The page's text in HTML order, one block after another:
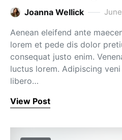
Joanna Wellick
Aenean eleifend ante
lorem et pede dis dolor
consequat justo enim.
luctus lorem. Adipiscing
libero…
View Post